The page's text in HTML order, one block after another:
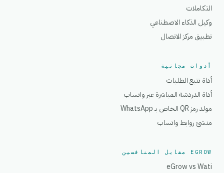
التكاملات
وكيل الذكاء الاصطناعي
تطبيق مركز الاتصال
أدوات مجانية
أداة تتبع الطلبات
أداة الدردشة المباشرة عبر واتساب
مولد رمز QR الخاص بـ WhatsApp
منشئ روابط واتساب
EGROW مقابل المنافسين
eGrow vs Wati